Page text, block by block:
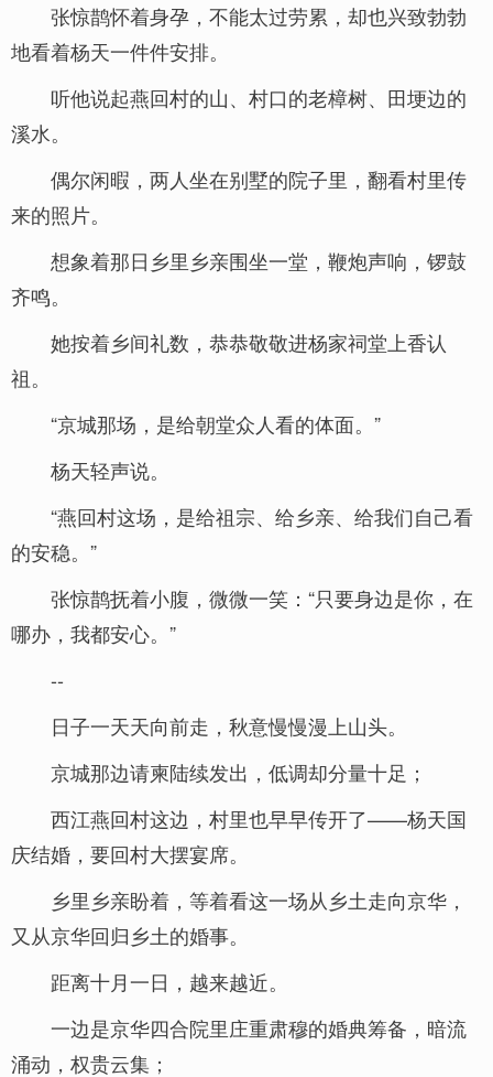
张惊鹊怀着身孕，不能太过劳累，却也兴致勃勃
地看着杨天一件件安排。
听他说起燕回村的山、村口的老樟树、田埂边的
溪水。
偶尔闲暇，两人坐在别墅的院子里，翻看村里传
来的照片。
想象着那日乡里乡亲围坐一堂，鞭炮声响，锣鼓
齐鸣。
她按着乡间礼数，恭恭敬敬进杨家祠堂上香认
祖。
“京城那场，是给朝堂众人看的体面。”
杨天轻声说。
“燕回村这场，是给祖宗、给乡亲、给我们自己看
的安稳。”
张惊鹊抚着小腹，微微一笑：“只要身边是你，在
哪办，我都安心。”
--
日子一天天向前走，秋意慢慢漫上山头。
京城那边请柬陆续发出，低调却分量十足；
西江燕回村这边，村里也早早传开了——杨天国
庆结婚，要回村大摆宴席。
乡里乡亲盼着，等着看这一场从乡土走向京华，
又从京华回归乡土的婚事。
距离十月一日，越来越近。
一边是京华四合院里庄重肃穆的婚典筹备，暗流
涌动，权贵云集；